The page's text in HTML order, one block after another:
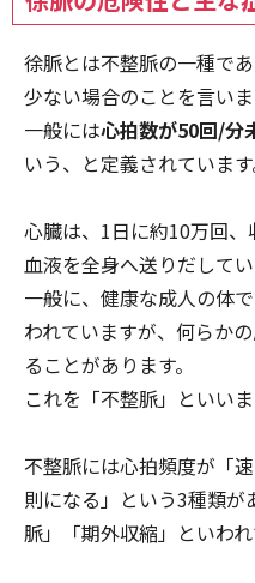
徐脈とは不整脈の一種で
少ない場合のことを言いま
一般には心拍数が50回/分
いう、と定義されていま
心臓は、1日に約10万回
血液を全身へ送りだしてい
一般に、健康な成人の体
われていますが、何らか
ることがあります。
これを「不整脈」といいま
不整脈には心拍頻度が「
則になる」という3種類
脈」「期外収縮」といわれ